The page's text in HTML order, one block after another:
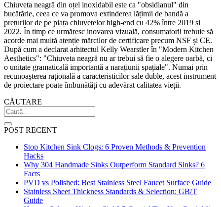
Chiuveta neagră din oțel inoxidabil este ca "obsidianul" din
bucătărie, ceea ce va promova extinderea lățimii de bandă a
prețurilor de pe piața chiuvetelor high-end cu 42% între 2019 și
2022. În timp ce urmăresc inovarea vizuală, consumatorii trebuie să
acorde mai multă atenție mărcilor de certificare precum NSF și CE.
După cum a declarat arhitectul Kelly Wearstler în "Modern Kitchen
Aesthetics": "Chiuveta neagră nu ar trebui să fie o alegere oarbă, ci
o unitate gramaticală importantă a narațiunii spațiale". Numai prin
recunoașterea rațională a caracteristicilor sale duble, acest instrument
de proiectare poate îmbunătăți cu adevărat calitatea vieții.
CĂUTARE
POST RECENT
Stop Kitchen Sink Clogs: 6 Proven Methods & Prevention
Hacks
Why 304 Handmade Sinks Outperform Standard Sinks? 6
Facts
PVD vs Polished: Best Stainless Steel Faucet Surface Guide
Stainless Sheet Thickness Standards & Selection: GB/T
Guide